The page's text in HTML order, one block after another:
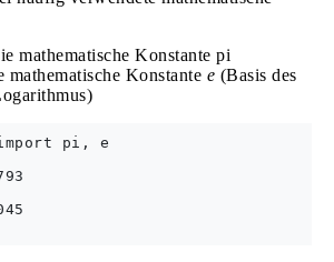
mathematische Konstante pi
mathematische Konstante e (Basis des
import pi, e